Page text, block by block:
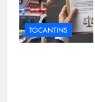
TOCANTINS